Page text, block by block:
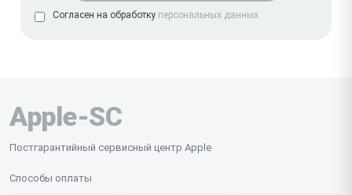
Согласен на обработку персональных данных
Apple-SC
Постгарантийный сервисный центр Apple
Способы оплаты